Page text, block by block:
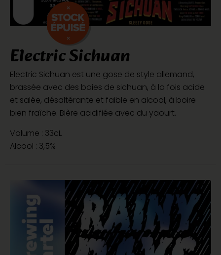
Electric Sichuan
Electric Sichuan est une gose de style allemand,
brassée avec des baies de sichuan, à la fois acide
et salée, désaltérante et faible en alcool, à boire
bien fraîche. Bière acidifiée avec du yaourt.
Volume : 33cL
Alcool : 3,5%